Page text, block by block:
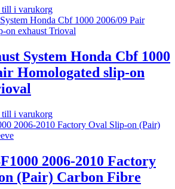
till i varukorg
System Honda Cbf 1000
Homologated slip-on
till i varukorg
2006-2010 Factory
(Pair) Carbon Fibre